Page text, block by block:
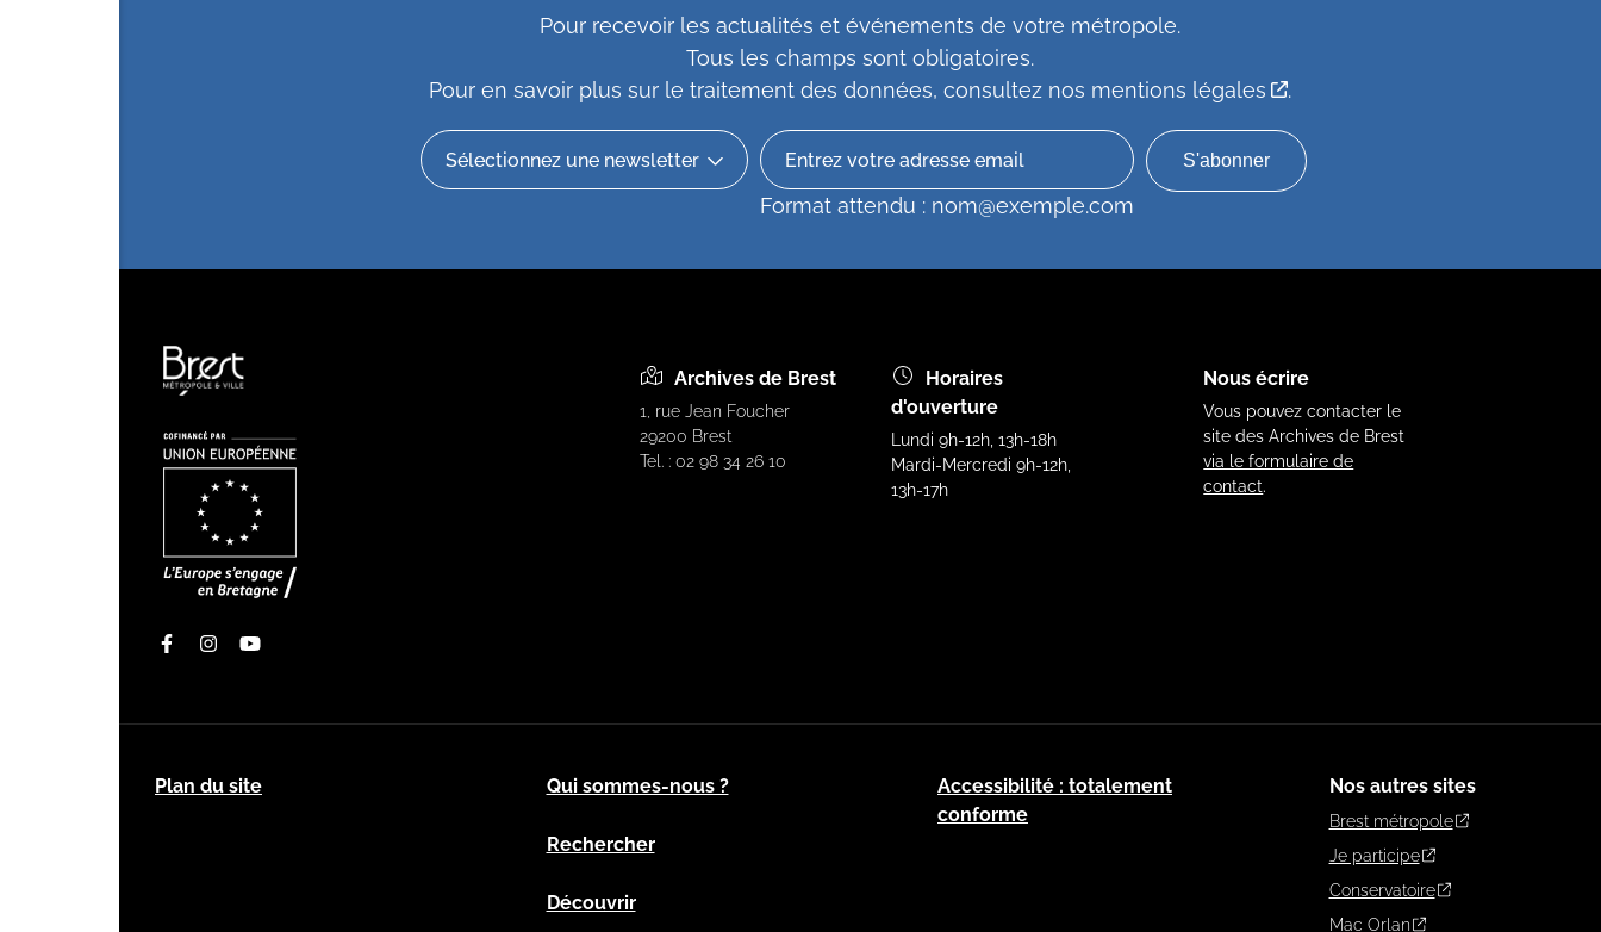
Pour recevoir les actualités et événements de votre métropole.
Tous les champs sont obligatoires.
Pour en savoir plus sur le traitement des données, consultez nos mentions légales .
Format attendu : nom@exemple.com
FacebookInstagramYoutube
Archives de Brest
1, rue Jean Foucher
29200 Brest
Tel. : 02 98 34 26 10
Horaires
d'ouverture
Lundi 9h-12h, 13h-18h
Mardi-Mercredi 9h-12h,
13h-17h
Nous écrire
Vous pouvez contacter le
site des Archives de Brest
via le formulaire de
contact.
Plan du site Qui sommes-nous ?
Rechercher
Découvrir
Accessibilité : totalement
conforme
Nos autres sites
Brest métropole
Je participe
Conservatoire
Mac Orlan